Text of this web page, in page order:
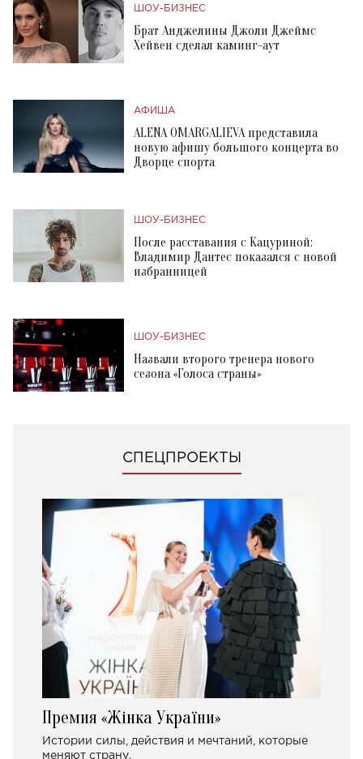
ШОУ-БИЗНЕС
Брат Анджелины Джоли Джеймс
Хейвен сделал каминг-аут
АФИША
ALENA OMARGALIEVA представила
новую афишу большого концерта во
Дворце спорта
ШОУ-БИЗНЕС
После расставания с Кацуриной:
Владимир Дантес показался с новой
избранницей
ШОУ-БИЗНЕС
Назвали второго тренера нового
сезона «Голоса страны»
СПЕЦПРОЕКТЫ
Премия «Жінка України»
Истории силы, действия и мечтаний, которые
меняют страну.